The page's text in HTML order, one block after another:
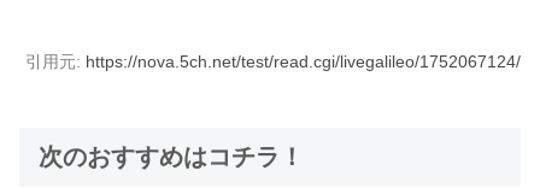
引用元: https://nova.5ch.net/test/read.cgi/livegalileo/1752067124/
次のおすすめはコチラ！